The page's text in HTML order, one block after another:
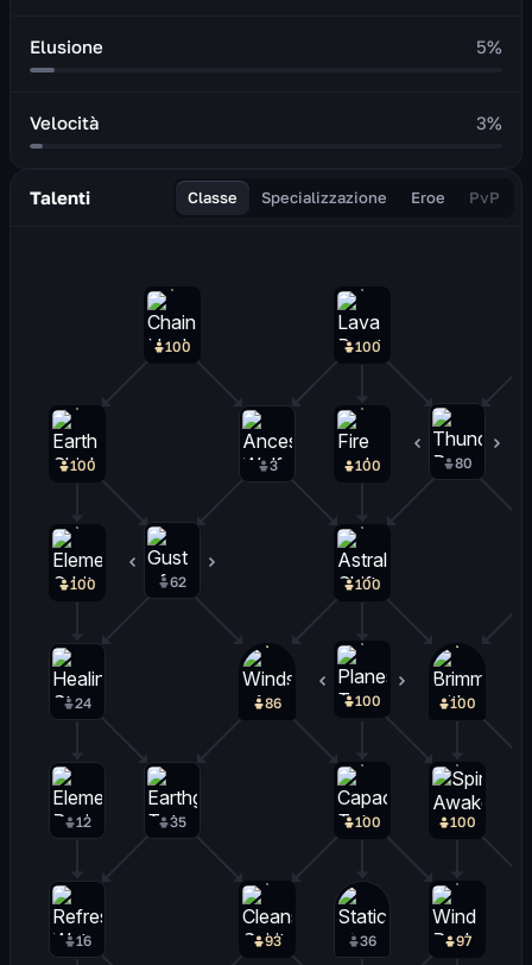
Elusione 5%
Velocità 3%
Talenti Classe Specializzazione Eroe PvP
100
100
100
100
100
100
100
100
100
100
97
93
86
80
62
36
35
24
16
12
3